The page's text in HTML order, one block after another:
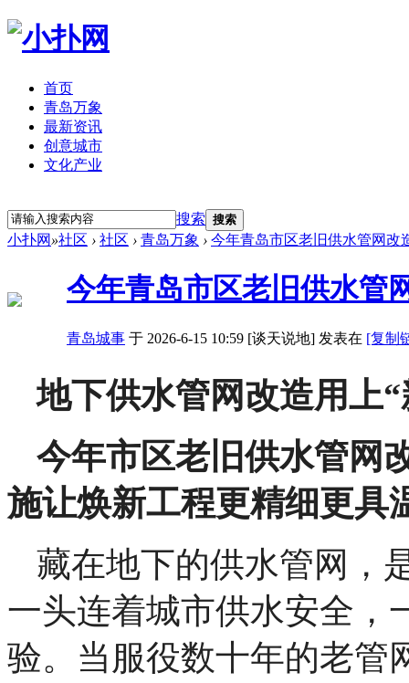
首页
青岛万象
最新资讯
创意城市
文化产业
搜索 搜索
小扑网 »社区 › 社区 › 青岛万象 › 今年青岛市区老旧供水管网改
今年青岛市区老旧供水管
青岛城事 于 2026-6-15 10:59 [谈天说地] 发表在 [复制
地下供水管网改造用上
今年市区老旧供水管网
施让焕新工程更精细更具
藏在地下的供水管网，
一头连着城市供水安全，
验。当服役数十年的老管